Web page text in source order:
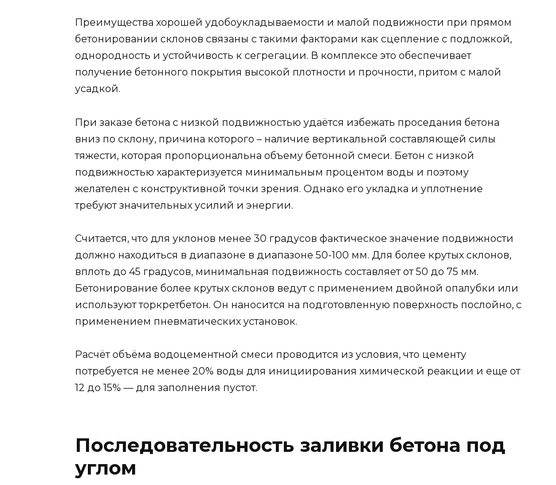
Преимущества хорошей удобоукладываемости и малой подвижности при прямом
бетонировании склонов связаны с такими факторами как сцепление с подложкой,
однородность и устойчивость к сегрегации. В комплексе это обеспечивает
получение бетонного покрытия высокой плотности и прочности, притом с малой
усадкой.
При заказе бетона с низкой подвижностью удаётся избежать проседания бетона
вниз по склону, причина которого – наличие вертикальной составляющей силы
тяжести, которая пропорциональна объему бетонной смеси. Бетон с низкой
подвижностью характеризуется минимальным процентом воды и поэтому
желателен с конструктивной точки зрения. Однако его укладка и уплотнение
требуют значительных усилий и энергии.
Считается, что для уклонов менее 30 градусов фактическое значение подвижности
должно находиться в диапазоне в диапазоне 50-100 мм. Для более крутых склонов,
вплоть до 45 градусов, минимальная подвижность составляет от 50 до 75 мм.
Бетонирование более крутых склонов ведут с применением двойной опалубки или
используют торкретбетон. Он наносится на подготовленную поверхность послойно, с
применением пневматических установок.
Расчёт объёма водоцементной смеси проводится из условия, что цементу
потребуется не менее 20% воды для инициирования химической реакции и еще от
12 до 15% — для заполнения пустот.
Последовательность заливки бетона под
углом